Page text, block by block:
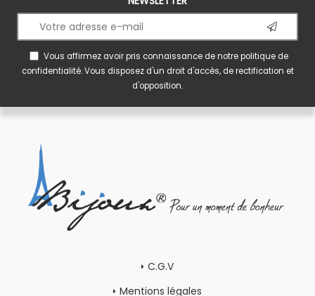
Vous affirmez avoir pris connaissance de notrepolitique de
confidentialité. Vous disposez d'un droit d'accès, de rectification et
d'opposition.
C.G.V
Mentions légales